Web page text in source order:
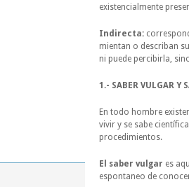
existencialmente
Indirecta:
mientan o describan
ni puede percibirla,
1.- SABER VULGAR Y
En todo hombre
vivir y se sabe
procedimientos.
El saber vulgar es
espontaneo de